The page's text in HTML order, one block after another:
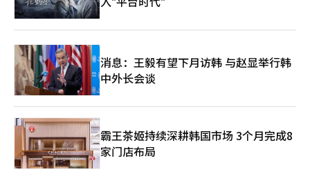
消息：王毅有望下月访韩 与赵显举行韩
中外长会谈
霸王茶姬持续深耕韩国市场 3个月完成8
家门店布局